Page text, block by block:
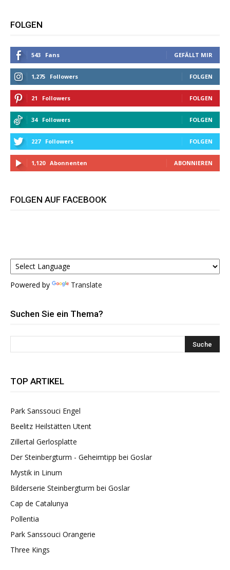
FOLGEN
543 Fans GEFÄLLT MIR
1,275 Followers FOLGEN
21 Followers FOLGEN
34 Followers FOLGEN
227 Followers FOLGEN
1,120 Abonnenten ABONNIEREN
FOLGEN AUF FACEBOOK
Powered by Translate
Suchen Sie ein Thema?
TOP ARTIKEL
Park Sanssouci Engel
Beelitz Heilstätten Utent
Zillertal Gerlosplatte
Der Steinbergturm - Geheimtipp bei Goslar
Mystik in Linum
Bilderserie Steinbergturm bei Goslar
Cap de Catalunya
Pollentia
Park Sanssouci Orangerie
Three Kings